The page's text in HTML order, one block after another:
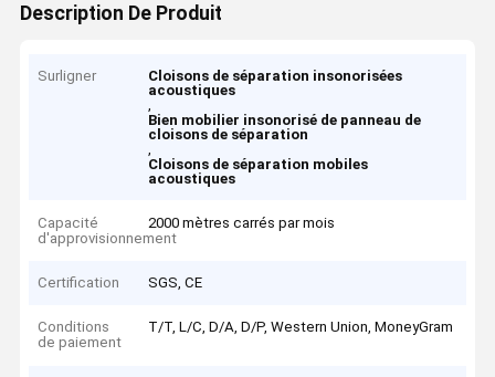
Description De Produit
Surligner
Cloisons de séparation insonorisées
acoustiques
,
Bien mobilier insonorisé de panneau de
cloisons de séparation
,
Cloisons de séparation mobiles
acoustiques
Capacité
d'approvisionnement
2000 mètres carrés par mois
Certification SGS, CE
Conditions
de paiement
T/T, L/C, D/A, D/P, Western Union, MoneyGram